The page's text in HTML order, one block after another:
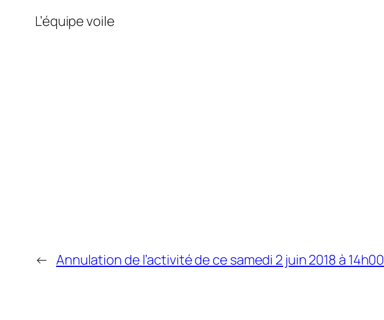
L’équipe voile
← Annulation de l’activité de ce samedi 2 juin 2018 à 14h00